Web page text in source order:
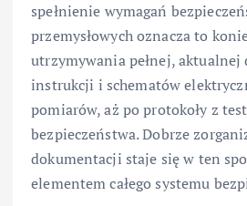
spełnienie wymagań
przemysłowych oznacza to
utrzymywania pełnej,
instrukcji i schematów
pomiarów, aż po protokoły z
bezpieczeństwa. Dobrze
dokumentacji staje się w ten
elementem całego systemu